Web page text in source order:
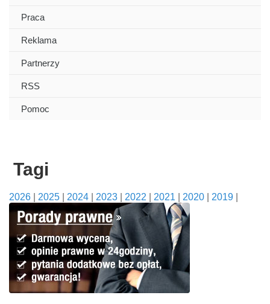
Praca
Reklama
Partnerzy
RSS
Pomoc
Tagi
2026 2025 2024 2023 2022 2021 2020 2019